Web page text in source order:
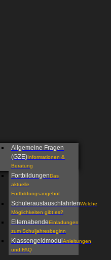
Allgemeine Fragen
(GZE)Informationen &
Beratung
FortbildungenDas
aktuelle
Fortbildungsangebot
SchüleraustauschfahrtenWelche
Möglichkeiten gibt es?
ElternabendeEinladungen
zum Schuljahresbeginn
Klassengeldmodul Anleitungen
und FAQ